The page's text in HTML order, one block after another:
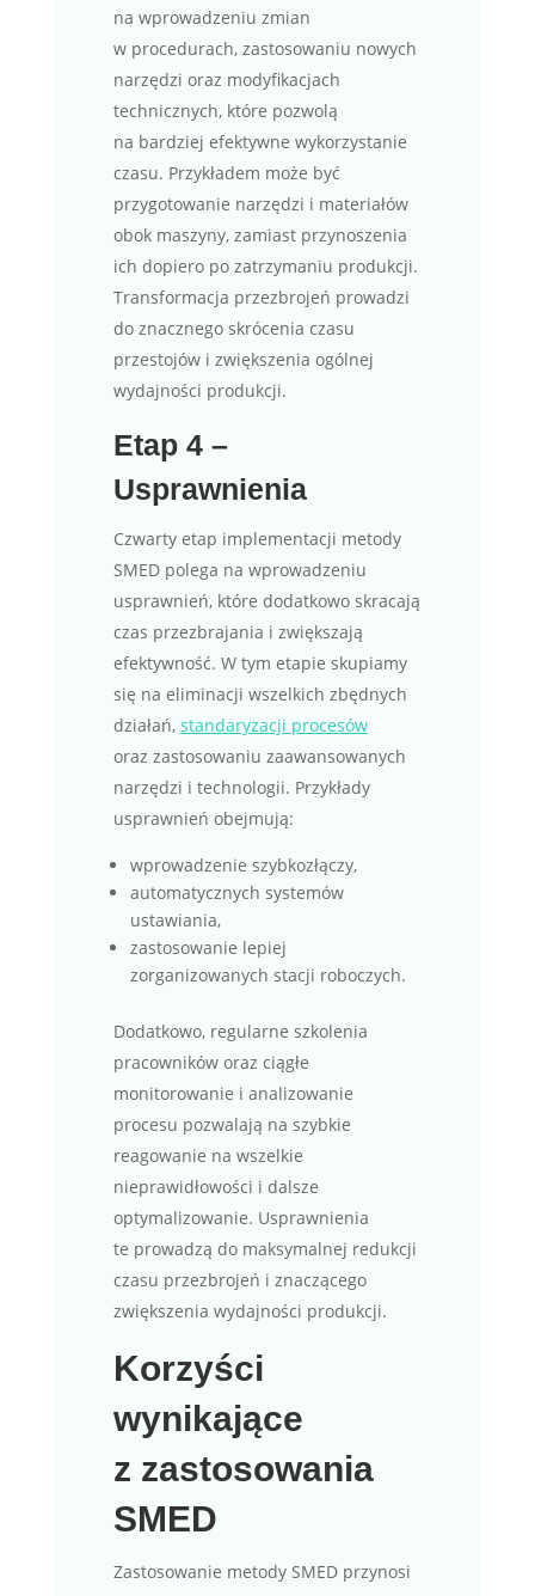
na wprowadzeniu zmian
w procedurach, zastosowaniu nowych
narzędzi oraz modyfikacjach
technicznych, które pozwolą
na bardziej efektywne wykorzystanie
czasu. Przykładem może być
przygotowanie narzędzi i materiałów
obok maszyny, zamiast przynoszenia
ich dopiero po zatrzymaniu produkcji.
Transformacja przezbrojeń prowadzi
do znacznego skrócenia czasu
przestojów i zwiększenia ogólnej
wydajności produkcji.
Etap 4 –
Usprawnienia
Czwarty etap implementacji metody
SMED polega na wprowadzeniu
usprawnień, które dodatkowo skracają
czas przezbrajania i zwiększają
efektywność. W tym etapie skupiamy
się na eliminacji wszelkich zbędnych
działań, standaryzacji procesów
oraz zastosowaniu zaawansowanych
narzędzi i technologii. Przykłady
usprawnień obejmują:
wprowadzenie szybkozłączy,
automatycznych systemów
ustawiania,
zastosowanie lepiej
zorganizowanych stacji roboczych.
Dodatkowo, regularne szkolenia
pracowników oraz ciągłe
monitorowanie i analizowanie
procesu pozwalają na szybkie
reagowanie na wszelkie
nieprawidłowości i dalsze
optymalizowanie. Usprawnienia
te prowadzą do maksymalnej redukcji
czasu przezbrojeń i znaczącego
zwiększenia wydajności produkcji.
Korzyści
wynikające
z zastosowania
SMED
Zastosowanie metody SMED przynosi